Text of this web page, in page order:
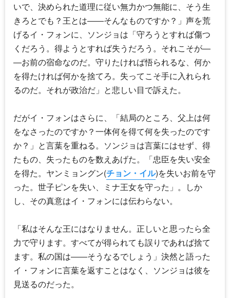
いで、決められた道理に従い無力かつ無能に、そう生
きろとでも？王とは――そんなものですか？」声を荒
げるイ・フォンに、ソンジョは「守ろうとすれば傷つ
くだろう。得ようとすれば失うだろう。それこそが―
―お前の宿命なのだ。守りたければ悟られるな、何か
を得たければ何かを捨てろ。失ってこそ手に入れられ
るのだ。それが政治だ」と悲しい目で訴えた。
だがイ・フォンはさらに、「結局のところ、父上は何
をなさったのですか？一体何を得て何を失ったのです
か？」と言葉を重ねる。ソンジョは言葉にはせず、得
たもの、失ったものを数えあげた。「忠臣を失い安全
を得た。ヤンミョングン(チョン・イル)を失いお前を守
った。世子ピンを失い、ミナ王女を守った」。しか
し、その真意はイ・フォンには伝わらない。
「私はそんな王にはなりません。正しいと思ったら全
力で守ります。すべてが得られても誤りであれば捨て
ます。私の国は――そうなるでしょう」決然と語った
イ・フォンに言葉を返すことはなく、ソンジョは彼を
見送るのだった。